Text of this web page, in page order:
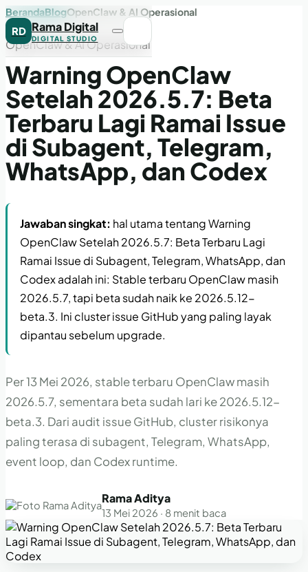
RD Rama Digital
DIGITAL STUDIO
BerandaBlogOpenClaw & AI Operasional
OpenClaw & AI Operasional
Warning OpenClaw
Setelah 2026.5.7: Beta
Terbaru Lagi Ramai Issue
di Subagent, Telegram,
WhatsApp, dan Codex
Jawaban singkat: hal utama tentang Warning
OpenClaw Setelah 2026.5.7: Beta Terbaru Lagi
Ramai Issue di Subagent, Telegram, WhatsApp, dan
Codex adalah ini: Stable terbaru OpenClaw masih
2026.5.7, tapi beta sudah naik ke 2026.5.12-
beta.3. Ini cluster issue GitHub yang paling layak
dipantau sebelum upgrade.
Per 13 Mei 2026, stable terbaru OpenClaw masih
2026.5.7, sementara beta sudah lari ke 2026.5.12-
beta.3. Dari audit issue GitHub, cluster risikonya
paling terasa di subagent, Telegram, WhatsApp,
event loop, dan Codex runtime.
Rama Aditya
13 Mei 2026 · 8 menit baca